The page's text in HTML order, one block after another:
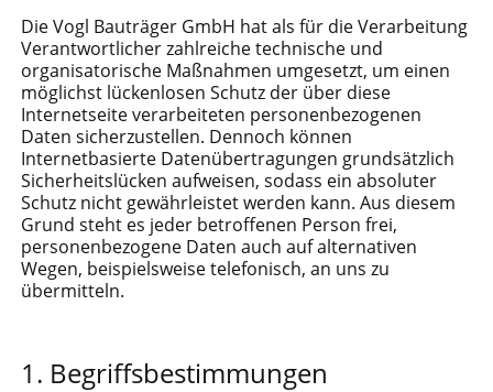
Die Vogl Bauträger GmbH hat als für die Verarbeitung
Verantwortlicher zahlreiche technische und
organisatorische Maßnahmen umgesetzt, um einen
möglichst lückenlosen Schutz der über diese
Internetseite verarbeiteten personenbezogenen
Daten sicherzustellen. Dennoch können
Internetbasierte Datenübertragungen grundsätzlich
Sicherheitslücken aufweisen, sodass ein absoluter
Schutz nicht gewährleistet werden kann. Aus diesem
Grund steht es jeder betroffenen Person frei,
personenbezogene Daten auch auf alternativen
Wegen, beispielsweise telefonisch, an uns zu
übermitteln.
Begriffsbestimmungen